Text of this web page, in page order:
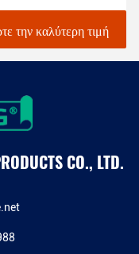
στερέωσης Gaffer
την καλύτερη τιμή
CO., LTD.